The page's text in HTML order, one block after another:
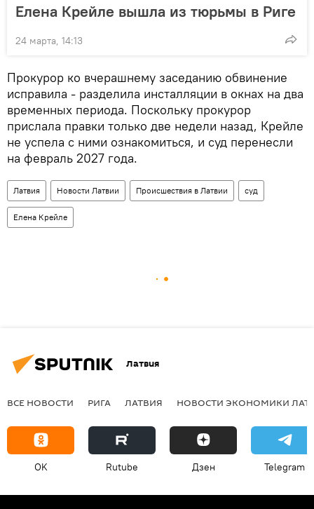
Елена Крейле вышла из тюрьмы в Риге
24 марта, 14:13
Прокурор ко вчерашнему заседанию обвинение
исправила - разделила инсталляции в окнах на два
временных периода. Поскольку прокурор
прислала правки только две недели назад, Крейле
не успела с ними ознакомиться, и суд перенесли
на февраль 2027 года.
Латвия Новости Латвии Происшествия в Латвии суд
Елена Крейле
Латвия
ВСЕ НОВОСТИ РИГА ЛАТВИЯ НОВОСТИ ЭКОНОМИКИ
OK Rutube Дзен Telegram